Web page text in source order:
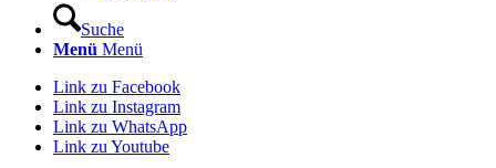
Suche
Menü Menü
Link zu Facebook
Link zu Instagram
Link zu WhatsApp
Link zu Youtube